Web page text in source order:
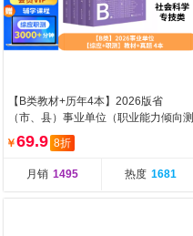
【B类教材+历年4本】2026版省
（市、县）事业单位（职业能力倾向测
验+综合应用能力）教
￥69.9 8折
月销 1495 热度 1681